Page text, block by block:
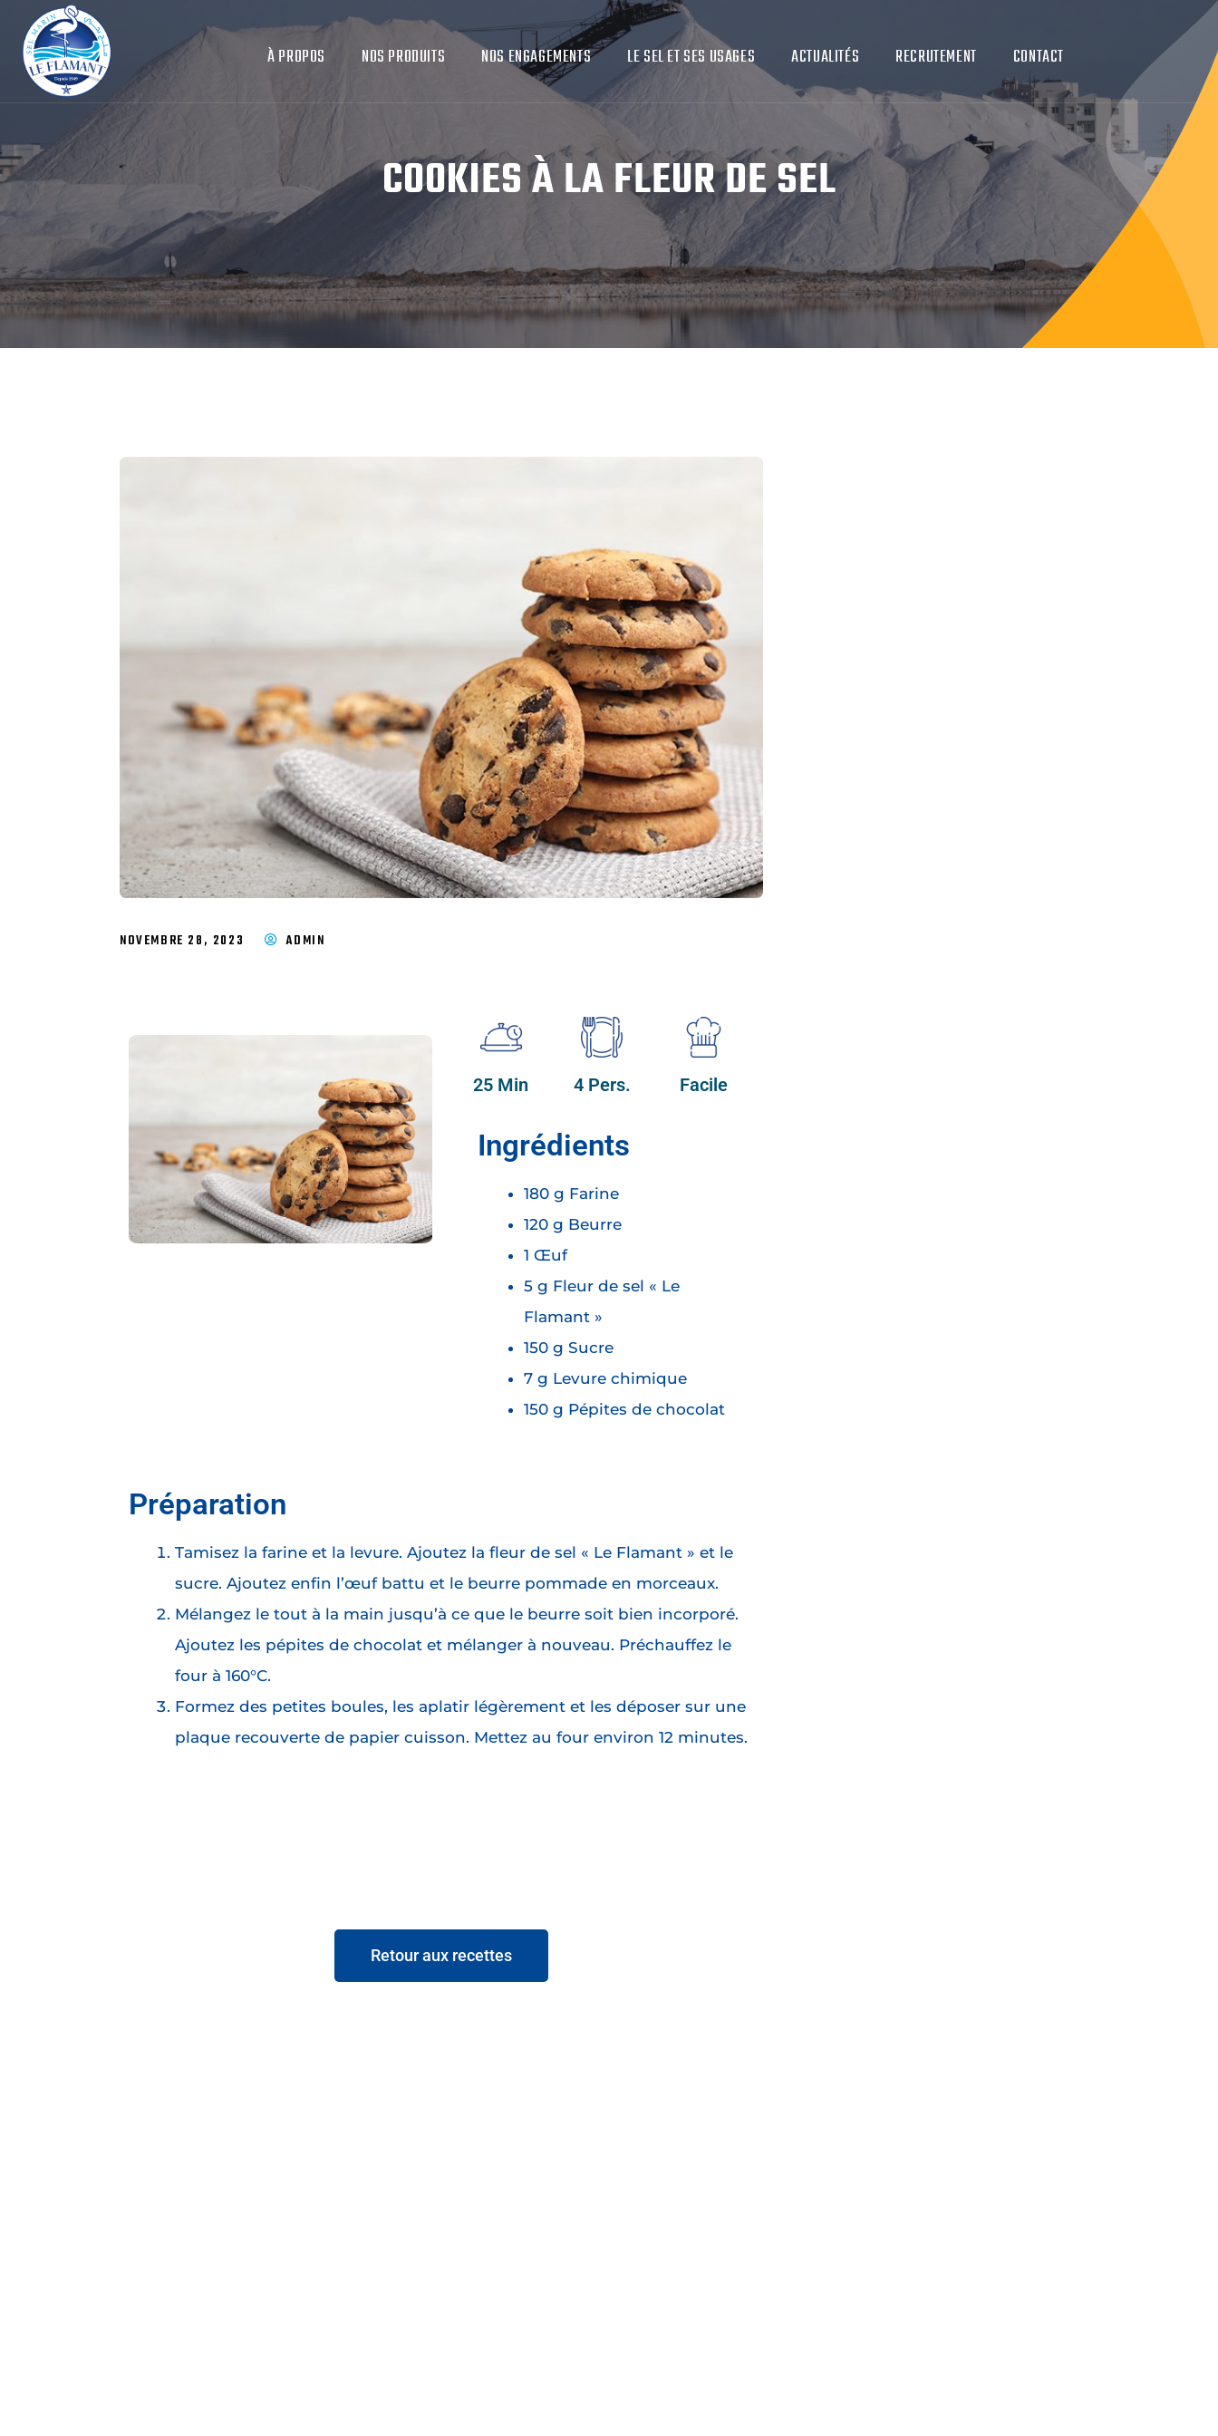
À PROPOS NOS PRODUITS NOS ENGAGEMENTS LE SEL ET SES USAGES ACTUALITÉS RECRUTEMENT CONTACT
COOKIES À LA FLEUR DE SEL
NOVEMBRE 28, 2023 ADMIN
25 Min 4 Pers. Facile
Ingrédients
180 g Farine
120 g Beurre
1 Œuf
5 g Fleur de sel « Le
Flamant »
150 g Sucre
7 g Levure chimique
150 g Pépites de chocolat
Préparation
Tamisez la farine et la levure. Ajoutez la fleur de sel « Le Flamant » et le
sucre. Ajoutez enfin l’œuf battu et le beurre pommade en morceaux.
Mélangez le tout à la main jusqu’à ce que le beurre soit bien incorporé.
Ajoutez les pépites de chocolat et mélanger à nouveau. Préchauffez le
four à 160°C.
Formez des petites boules, les aplatir légèrement et les déposer sur une
plaque recouverte de papier cuisson. Mettez au four environ 12 minutes.
Retour aux recettes